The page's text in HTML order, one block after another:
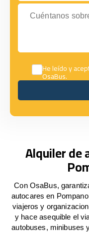
Cuéntanos sobre
He leído y
OsaBus.
Alquiler de
Con OsaBus,
autocares en
viajeros y
y hace asequible el
autobuses, minibuses